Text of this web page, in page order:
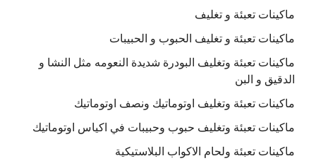
ماكينات تعبئة و تغليف
ماكينات تعبئة و تغليف الحبوب و الحبيبات
ماكينات تعبئة وتغليف البودرة شديدة النعومه مثل النشا و
الدقيق و البن
ماكينات تعبئة وتغليف اوتوماتيك ونصف اوتوماتيك
ماكينات تعبئة وتغليف حبوب وحبيبات في اكياس اوتوماتيك
ماكينات تعبئة ولحام الاكواب البلاستيكية